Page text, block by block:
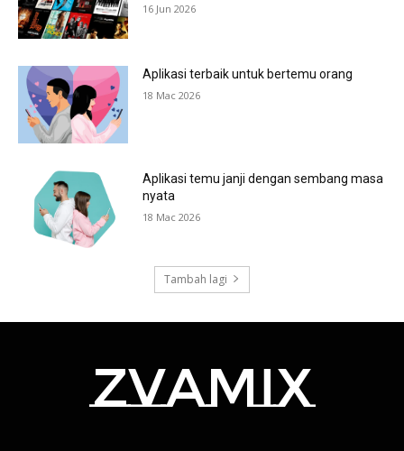
16 Jun 2026
Aplikasi terbaik untuk bertemu orang
18 Mac 2026
Aplikasi temu janji dengan sembang masa
nyata
18 Mac 2026
Tambah lagi
zvamix